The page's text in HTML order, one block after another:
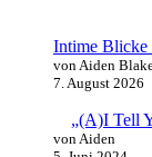
Intime Blicke
von Aiden
7. August 2026
„(A)I Tell
von Aiden